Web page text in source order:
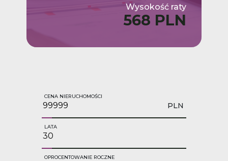
Wysokość raty
568 PLN
CENA NIERUCHOMOŚCI
PLN
LATA
OPROCENTOWANIE ROCZNE